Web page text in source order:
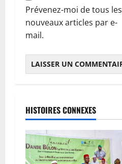
Prévenez-moi de tous les
nouveaux articles par e-
mail.
HISTOIRES CONNEXES